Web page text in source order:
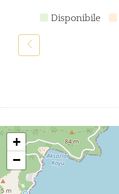
Disponibile
+
−